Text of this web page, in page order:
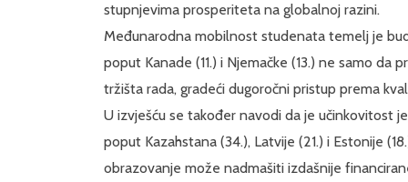
stupnjevima prosperiteta na globalnoj razini.
Međunarodna mobilnost studenata temelj je
poput Kanade (11.) i Njemačke (13.) ne samo
tržišta rada, gradeći dugoročni pristup prema
U izvješću se također navodi da je učinkovitost
poput Kazahstana (34.), Latvije (21.) i Estonije
obrazovanje može nadmašiti izdašnije